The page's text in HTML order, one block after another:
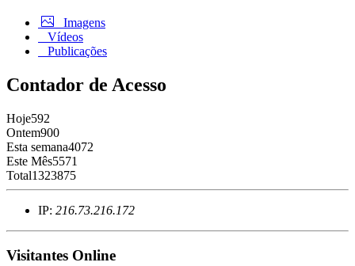
Imagens
Vídeos
Publicações
Contador de Acesso
Hoje592
Ontem900
Esta semana4072
Este Mês5571
Total1323875
IP: 216.73.216.172
Visitantes Online